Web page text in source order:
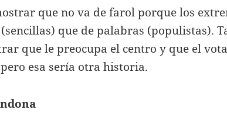
que no va de farol porque los
que de palabras (populistas).
que le preocupa el centro y que el
esa sería otra historia.